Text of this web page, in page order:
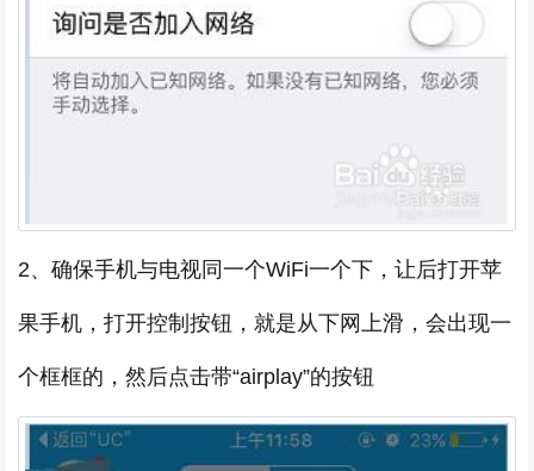
2、确保手机与电视同一个WiFi一个下，让后打开苹
果手机，打开控制按钮，就是从下网上滑，会出现一
个框框的，然后点击带“airplay”的按钮